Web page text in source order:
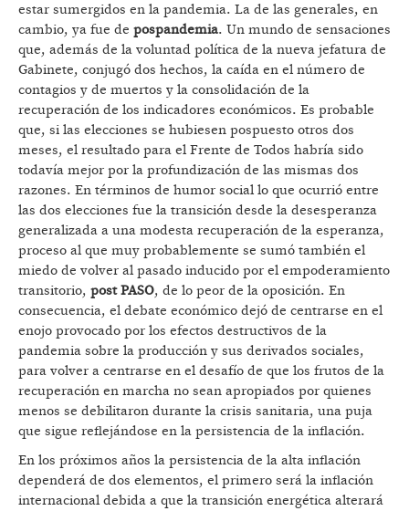
estar sumergidos en la pandemia. La de las generales, en
cambio, ya fue de pospandemia. Un mundo de sensaciones
que, además de la voluntad política de la nueva jefatura de
Gabinete, conjugó dos hechos, la caída en el número de
contagios y de muertos y la consolidación de la
recuperación de los indicadores económicos. Es probable
que, si las elecciones se hubiesen pospuesto otros dos
meses, el resultado para el Frente de Todos habría sido
todavía mejor por la profundización de las mismas dos
razones. En términos de humor social lo que ocurrió entre
las dos elecciones fue la transición desde la desesperanza
generalizada a una modesta recuperación de la esperanza,
proceso al que muy probablemente se sumó también el
miedo de volver al pasado inducido por el empoderamiento
transitorio, post PASO, de lo peor de la oposición. En
consecuencia, el debate económico dejó de centrarse en el
enojo provocado por los efectos destructivos de la
pandemia sobre la producción y sus derivados sociales,
para volver a centrarse en el desafío de que los frutos de la
recuperación en marcha no sean apropiados por quienes
menos se debilitaron durante la crisis sanitaria, una puja
que sigue reflejándose en la persistencia de la inflación.
En los próximos años la persistencia de la alta inflación
dependerá de dos elementos, el primero será la inflación
internacional debida a que la transición energética alterará